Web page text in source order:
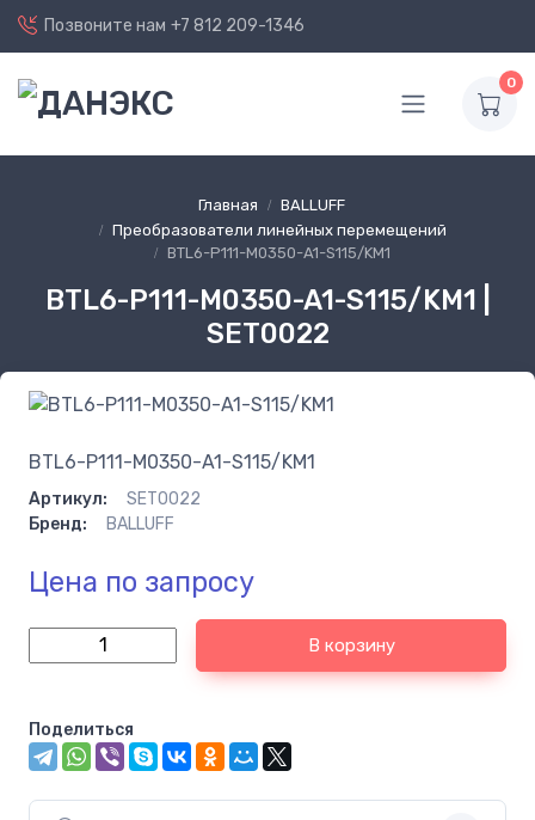
Позвоните нам +7 812 209-1346
0
Главная
BALLUFF
Преобразователи линейных перемещений
BTL6-P111-M0350-A1-S115/KM1
BTL6-P111-M0350-A1-S115/KM1 |
SET0022
BTL6-P111-M0350-A1-S115/KM1
Артикул:
SET0022
Бренд:
BALLUFF
Цена по запросу
В корзину
Поделиться